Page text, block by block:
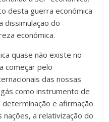
desta guerra económica
dissimulação do
económica.
quase não existe no
começar pelo
das nossas
como instrumento de
e afirmação
a relativização do